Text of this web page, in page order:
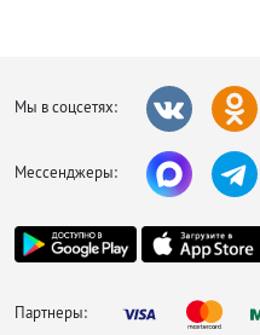
Мы в соцсетях:
Мессенджеры:
Партнеры: